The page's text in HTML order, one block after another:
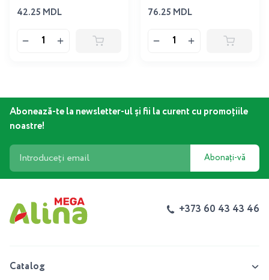
42.25 MDL 76.25 MDL
Abonează-te la newsletter-ul și fii la curent cu promoțiile
noastre!
Abonați-vă
+373 60 43 43 46
Catalog